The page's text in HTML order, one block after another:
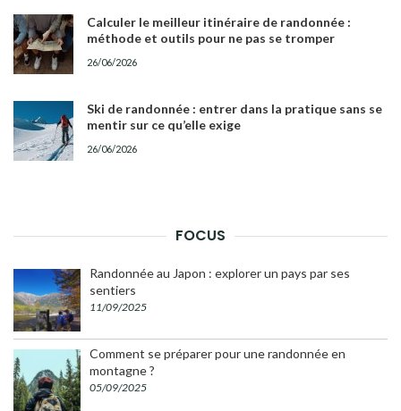
Calculer le meilleur itinéraire de randonnée :
méthode et outils pour ne pas se tromper
26/06/2026
Ski de randonnée : entrer dans la pratique sans se
mentir sur ce qu’elle exige
26/06/2026
FOCUS
Randonnée au Japon : explorer un pays par ses
sentiers
11/09/2025
Comment se préparer pour une randonnée en
montagne ?
05/09/2025